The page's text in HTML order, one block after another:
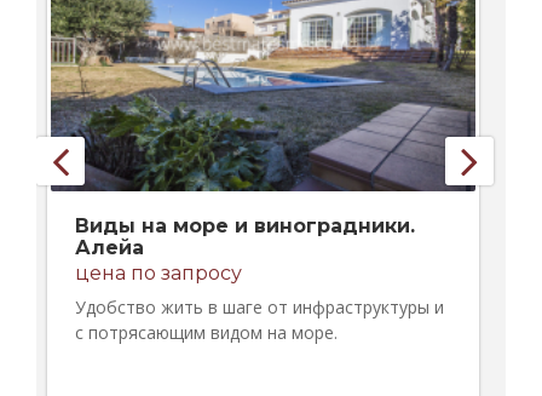
Виды на море и виноградники.
Алейа
цена по запросу
Удобство жить в шаге от инфраструктуры и
с потрясающим видом на море.